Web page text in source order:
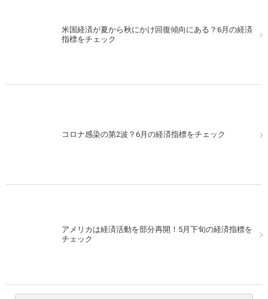
米国経済が夏から秋にかけ回復傾向にある？6月の経済
指標をチェック
コロナ感染の第2波？6月の経済指標をチェック
アメリカは経済活動を部分再開！5月下旬の経済指標を
チェック